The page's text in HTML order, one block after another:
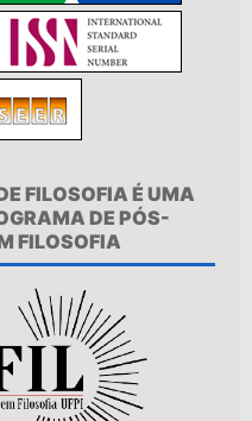
FILOSOFIA É UMA
DE PÓS-
FILOSOFIA